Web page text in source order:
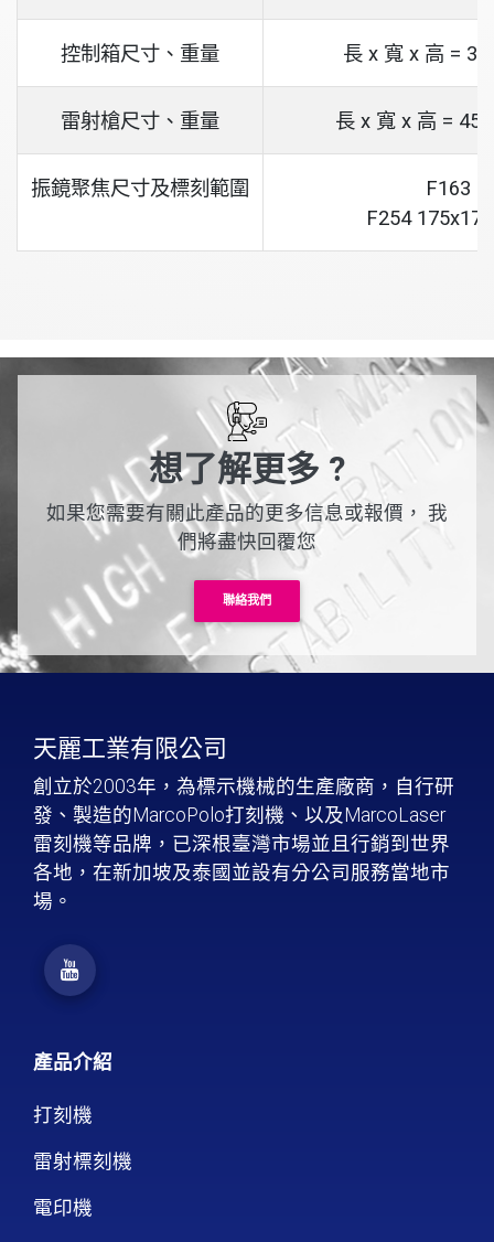
控制箱尺寸、重量 長 x 寬 x 高 =
雷射槍尺寸、重量 長 x 寬 x 高 =
振鏡聚焦尺寸及標刻範圍
F163
F254
想了解更多 ?
如果您需要有關此產品的更多信息或報價， 我
們將盡快回覆您
聯絡我們
天麗工業有限公司
創立於2003年，為標示機械的生產廠商，自行研
發、製造的MarcoPolo打刻機、以及MarcoLaser
雷刻機等品牌，已深根臺灣市場並且行銷到世界
各地，在新加坡及泰國並設有分公司服務當地市
場。
產品介紹
打刻機
雷射標刻機
電印機